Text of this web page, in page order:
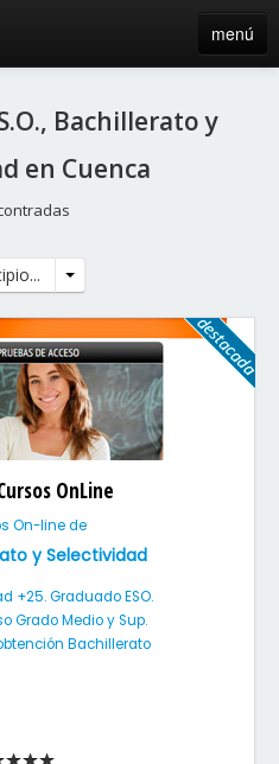
menú
Bachillerato y
en Cuenca
OnLine
On-line de
y Selectividad
+25. Graduado ESO.
Grado Medio y Sup.
Bachillerato